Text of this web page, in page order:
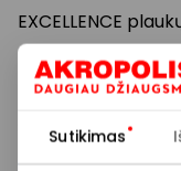
Sutikimas
EXCELLENCE
Kosmetiniams
SILAN skalbinių